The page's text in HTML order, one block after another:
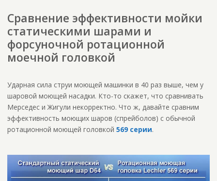
Сравнение эффективности мойки
статическими шарами и
форсуночной ротационной
моечной головкой
Ударная сила струи моющей машинки в 40 раз выше, чем у
шаровой моющей насадки. Кто-то скажет, что сравнивать
Мерседес и Жигули некорректно. Что ж, давайте сравним
эффективность моющих шаров (спрейболов) с обычной
ротационной моющей головкой 569 серии.